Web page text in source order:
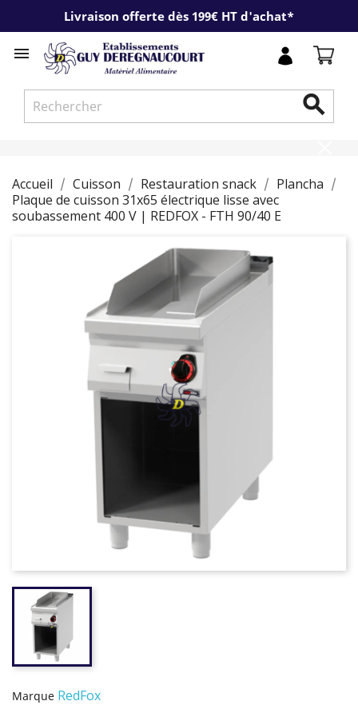
Livraison offerte dès 199€ HT d'achat*


Accueil Cuisson Restauration snack
Plancha
Plaque de cuisson 31x65 électrique lisse avec
soubassement 400 V | REDFOX - FTH 90/40 E
Marque RedFox